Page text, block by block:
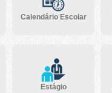
Calendário Escolar
Estágio